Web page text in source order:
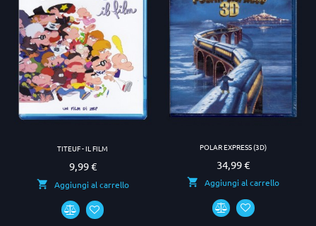
TITEUF - IL FILM
Prezzo
9,99 €
Aggiungi al carrello
POLAR EXPRESS (3D)
Prezzo
34,99 €
Aggiungi al carrello